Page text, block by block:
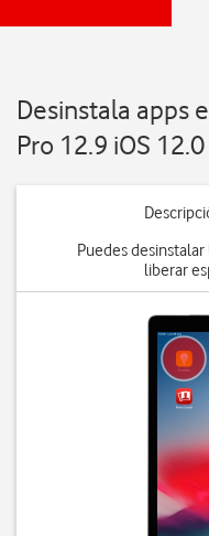
Desinstala apps
Pro 12.9 iOS 12.0
Puedes
liberar